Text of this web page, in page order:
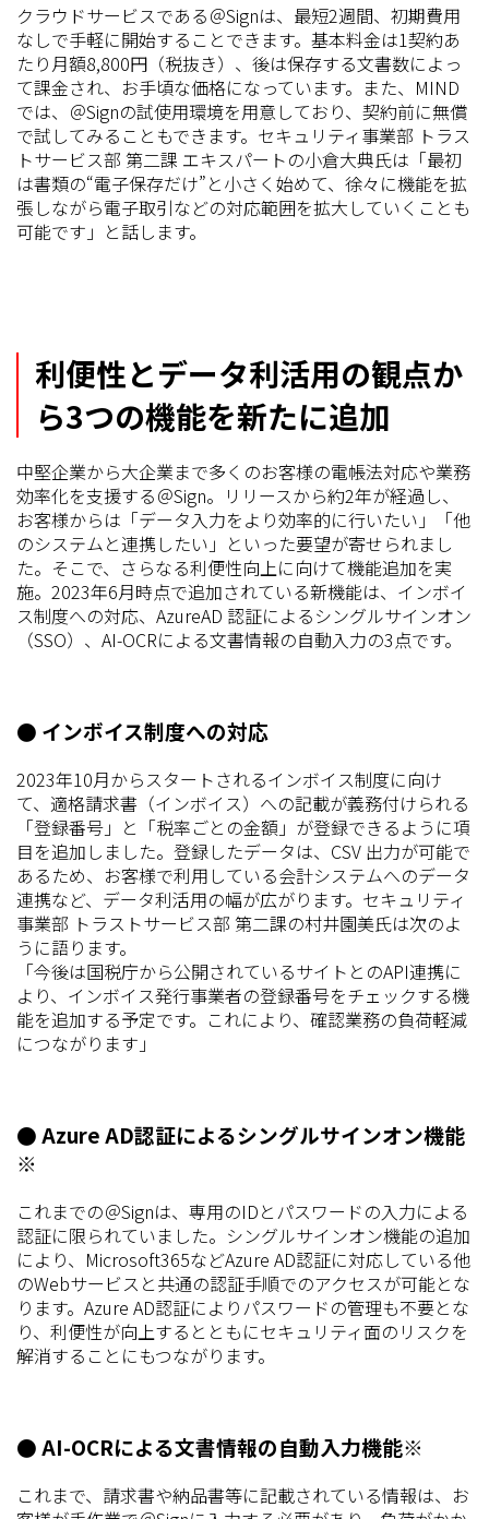
クラウドサービスである＠Signは、最短2週間、初期費用
なしで手軽に開始することできます。基本料金は1契約あ
たり月額8,800円（税抜き）、後は保存する文書数によっ
て課金され、お手頃な価格になっています。また、MIND
では、＠Signの試使用環境を用意しており、契約前に無償
で試してみることもできます。セキュリティ事業部 トラス
トサービス部 第二課 エキスパートの小倉大典氏は「最初
は書類の“電子保存だけ”と小さく始めて、徐々に機能を拡
張しながら電子取引などの対応範囲を拡大していくことも
可能です」と話します。
利便性とデータ利活用の観点か
ら3つの機能を新たに追加
中堅企業から大企業まで多くのお客様の電帳法対応や業務
効率化を支援する＠Sign。リリースから約2年が経過し、
お客様からは「データ入力をより効率的に行いたい」「他
のシステムと連携したい」といった要望が寄せられまし
た。そこで、さらなる利便性向上に向けて機能追加を実
施。2023年6月時点で追加されている新機能は、インボイ
ス制度への対応、AzureAD 認証によるシングルサインオン
（SSO）、AI-OCRによる文書情報の自動入力の3点です。
● インボイス制度への対応
2023年10月からスタートされるインボイス制度に向け
て、適格請求書（インボイス）への記載が義務付けられる
「登録番号」と「税率ごとの金額」が登録できるように項
目を追加しました。登録したデータは、CSV 出力が可能で
あるため、お客様で利用している会計システムへのデータ
連携など、データ利活用の幅が広がります。セキュリティ
事業部 トラストサービス部 第二課の村井園美氏は次のよ
うに語ります。
「今後は国税庁から公開されているサイトとのAPI連携に
より、インボイス発行事業者の登録番号をチェックする機
能を追加する予定です。これにより、確認業務の負荷軽減
につながります」
● Azure AD認証によるシングルサインオン機能
※
これまでの＠Signは、専用のIDとパスワードの入力による
認証に限られていました。シングルサインオン機能の追加
により、Microsoft365などAzure AD認証に対応している他
のWebサービスと共通の認証手順でのアクセスが可能とな
ります。Azure AD認証によりパスワードの管理も不要とな
り、利便性が向上するとともにセキュリティ面のリスクを
解消することにもつながります。
● AI-OCRによる文書情報の自動入力機能※
これまで、請求書や納品書等に記載されている情報は、お